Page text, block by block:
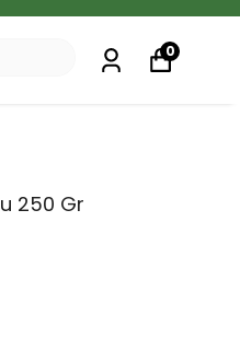
0
250 Gr